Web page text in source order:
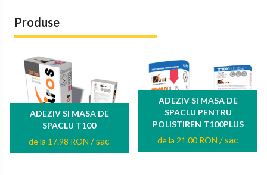
Produse
ADEZIV SI MASA DE
SPACLU T100
de la 17.98 RON / sac
ADEZIV SI MASA DE
SPACLU PENTRU
POLISTIREN T100PLUS
de la 21.00 RON / sac